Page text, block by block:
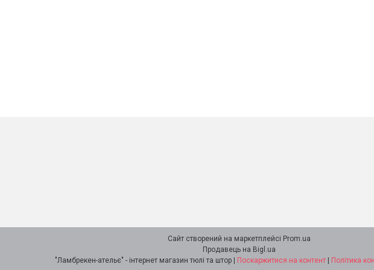
Сайт створений на маркетплейсі Prom.ua
Продавець на Bigl.ua
"Ламбрекен-ательє" - інтернет магазин тюлі та штор | Поскаржитися на контент | Політика